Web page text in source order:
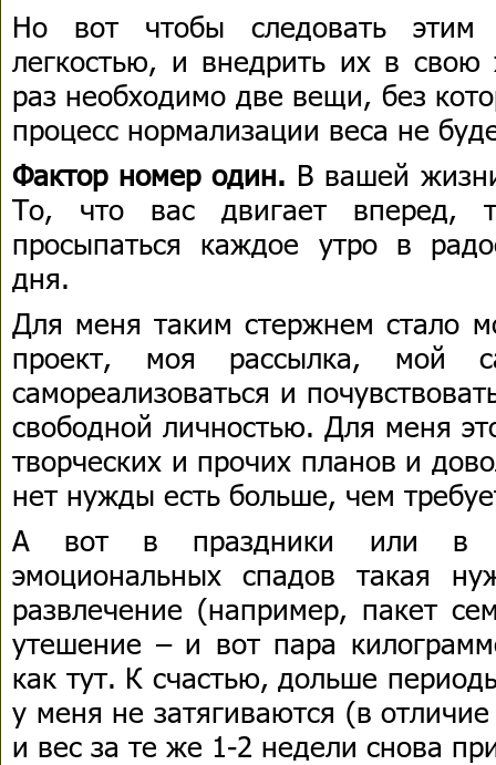
Но вот чтобы следовать этим
легкостью, и внедрить их в
раз необходимо две вещи, без
процесс нормализации веса не
Фактор номер один. В вашей
То, что вас двигает вперед,
просыпаться каждое утро в
дня.
Для меня таким стержнем стало
проект, моя рассылка, мой
самореализоваться и
свободной личностью. Для меня
творческих и прочих планов и
нет нужды есть больше, чем
А вот в праздники или в
эмоциональных спадов такая
развлечение (например, пакет
утешение – и вот пара
как тут. К счастью, дольше
у меня не затягиваются (в
и вес за те же 1-2 недели снова